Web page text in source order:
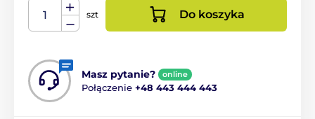
szt Do koszyka
Masz pytanie? online
Połączenie +48 443 444 443